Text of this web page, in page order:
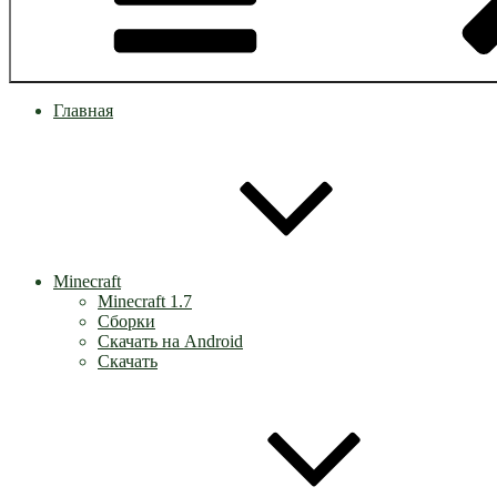
Главная
Minecraft
Minecraft 1.7
Сборки
Скачать на Android
Скачать